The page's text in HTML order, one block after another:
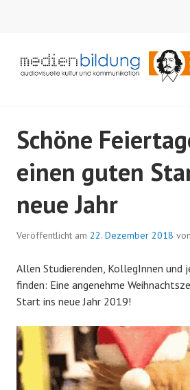
Audiovisuelle Kultur und
Schöne
einen guten
neue Jahr
Veröffentlicht am 22. Dezember 2018 von
Allen Studierenden, KollegInnen und
finden: Eine angenehme
Start ins neue Jahr 2019!